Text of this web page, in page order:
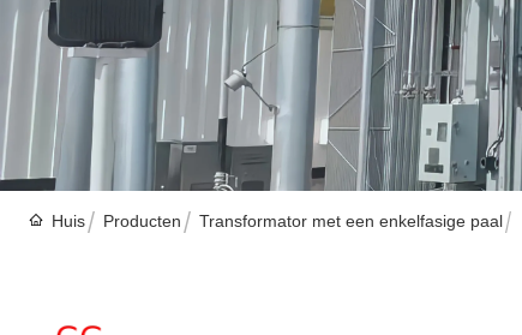
Huis Producten Transformator met een enkelfasige paal